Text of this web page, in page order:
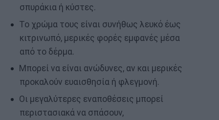
σπυράκια ή κύστες.
Το χρώμα τους είναι συνήθως λευκό έως
κιτρινωπό, μερικές φορές εμφανές μέσα
από το δέρμα.
Μπορεί να είναι ανώδυνες, αν και μερικές
προκαλούν ευαισθησία ή φλεγμονή.
Οι μεγαλύτερες εναποθέσεις μπορεί
περιστασιακά να σπάσουν,